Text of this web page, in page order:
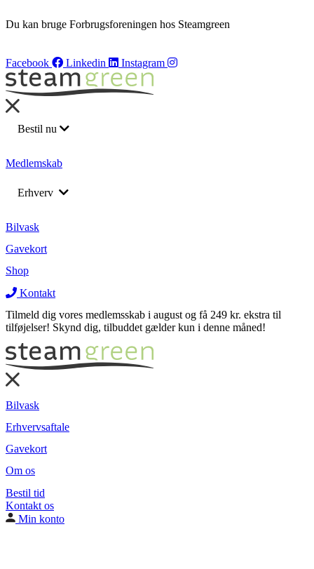
Du kan bruge Forbrugsforeningen hos Steamgreen
Facebook Linkedin Instagram
Bestil nu
Returnering af leasing biler
Rengøring af lastbil
Medlemskab
Erhverv
Varevogne
Bilvask
Gavekort
Shop
Kontakt
Tilmeld dig vores medlemsskab i august og få 249 kr. ekstra til
tilføjelser! Skynd dig, tilbuddet gælder kun i denne måned!
Bilvask
Erhvervsaftale
Gavekort
Om os
Bestil tid
Kontakt os
Min konto